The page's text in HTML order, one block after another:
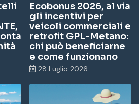
Ecobonus 2026, al via
gli incentivi per
veicoli commerciali e
retrofit GPL-Metano:
chi può beneficiarne
e come funzionano
28 Luglio 2026